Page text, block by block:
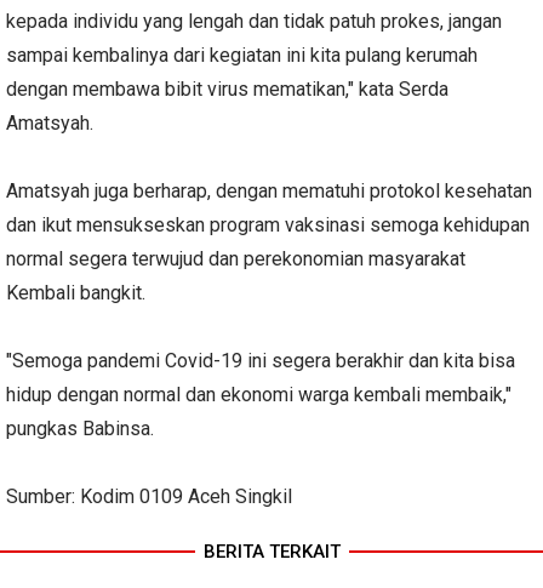
kepada individu yang lengah dan tidak patuh prokes, jangan
sampai kembalinya dari kegiatan ini kita pulang kerumah
dengan membawa bibit virus mematikan," kata Serda
Amatsyah.
Amatsyah juga berharap, dengan mematuhi protokol kesehatan
dan ikut mensukseskan program vaksinasi semoga kehidupan
normal segera terwujud dan perekonomian masyarakat
Kembali bangkit.
"Semoga pandemi Covid-19 ini segera berakhir dan kita bisa
hidup dengan normal dan ekonomi warga kembali membaik,"
pungkas Babinsa.
Sumber: Kodim 0109 Aceh Singkil
BERITA TERKAIT